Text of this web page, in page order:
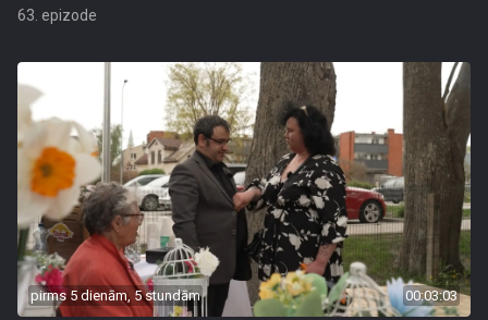
63. epizode
pirms 5 dienām, 5 stundām 00:03:03